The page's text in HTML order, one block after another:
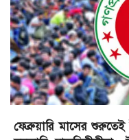
ফেব্রুয়ারি মাসের শুরুতেই